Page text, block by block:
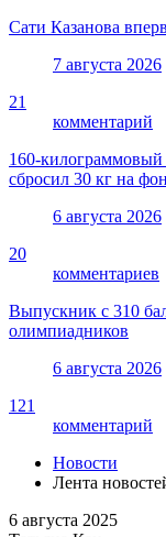
Сати Казанова
7 августа 2026
21
комментарий
160-
сбросил 30 кг на
6 августа 2026
20
комментариев
Выпускник с 310
олимпиадников
6 августа 2026
121
комментарий
Новости
Лента
6 августа 2025